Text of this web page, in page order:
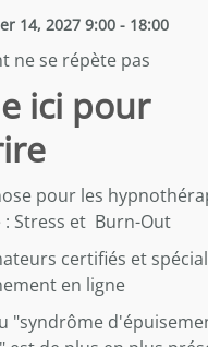
14, 2027 9:00 - 18:00
ne se répète pas
ici pour
pour les
: Stress et Burn-Out
certifiés et
en ligne
"syndrôme